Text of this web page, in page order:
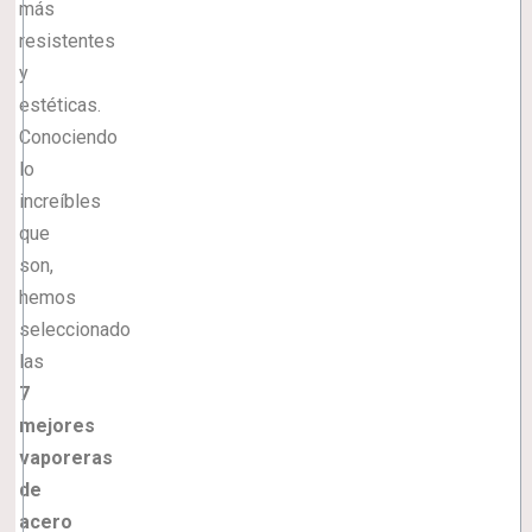
más
resistentes
y
estéticas.
Conociendo
lo
increíbles
que
son,
hemos
seleccionado
las
7
mejores
vaporeras
de
acero